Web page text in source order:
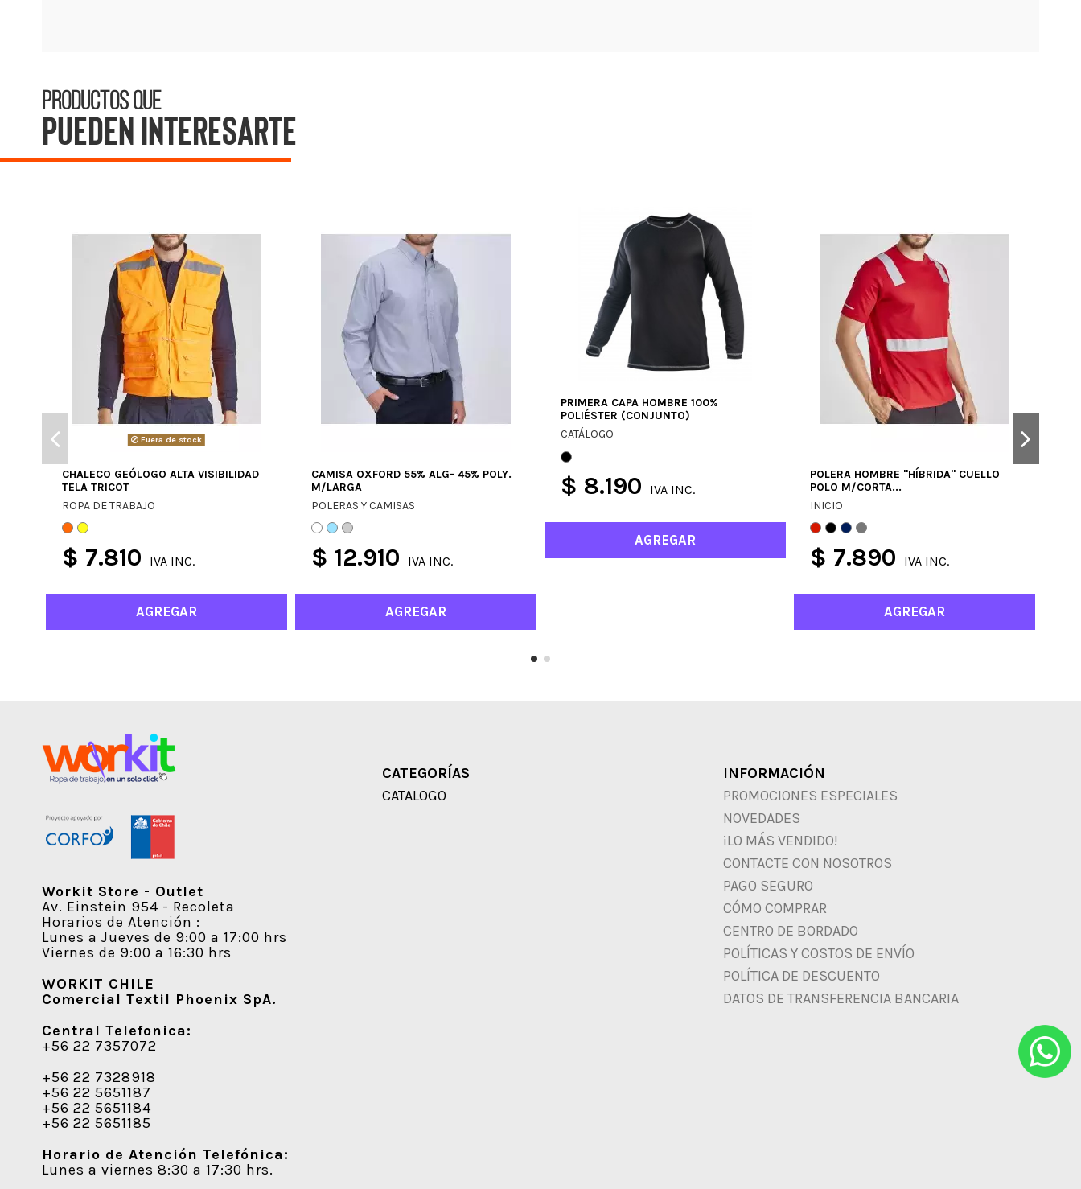
Productos que
pueden interesarte
Fuera de stock
CHALECO GEÓLOGO ALTA VISIBILIDAD
TELA TRICOT
ROPA DE TRABAJO
$ 7.810 IVA INC.
AGREGAR
CAMISA OXFORD 55% ALG- 45% POLY.
M/LARGA
POLERAS Y CAMISAS
$ 12.910 IVA INC.
AGREGAR
PRIMERA CAPA HOMBRE 100%
POLIÉSTER (CONJUNTO)
CATÁLOGO
$ 8.190 IVA INC.
AGREGAR
POLERA HOMBRE "HÍBRIDA" CUELLO
POLO M/CORTA...
INICIO
$ 7.890 IVA INC.
AGREGAR
Workit Store - Outlet
Av. Einstein 954 - Recoleta
Horarios de Atención :
Lunes a Jueves de 9:00 a 17:00 hrs
Viernes de 9:00 a 16:30 hrs
WORKIT CHILE
Comercial Textil Phoenix SpA.
Central Telefonica:
+56 22 7357072
+56 22 7328918
+56 22 5651187
+56 22 5651184
+56 22 5651185
Horario de Atención Telefónica:
Lunes a viernes 8:30 a 17:30 hrs.
CATEGORÍAS
CATALOGO
INFORMACIÓN
PROMOCIONES ESPECIALES
NOVEDADES
¡LO MÁS VENDIDO!
CONTACTE CON NOSOTROS
PAGO SEGURO
CÓMO COMPRAR
CENTRO DE BORDADO
POLÍTICAS Y COSTOS DE ENVÍO
POLÍTICA DE DESCUENTO
DATOS DE TRANSFERENCIA BANCARIA